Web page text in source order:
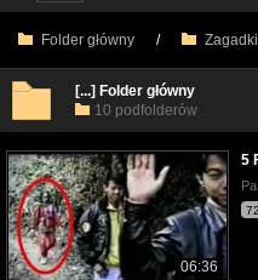
Folder główny /
[...] Folder główny
10 podfolderów
06:36
5